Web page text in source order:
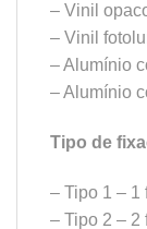
– Vinil
– Vinil
– Alumínio
– Alumínio
Tipo de
– Tipo 1 – 1
– Tipo 2 – 2